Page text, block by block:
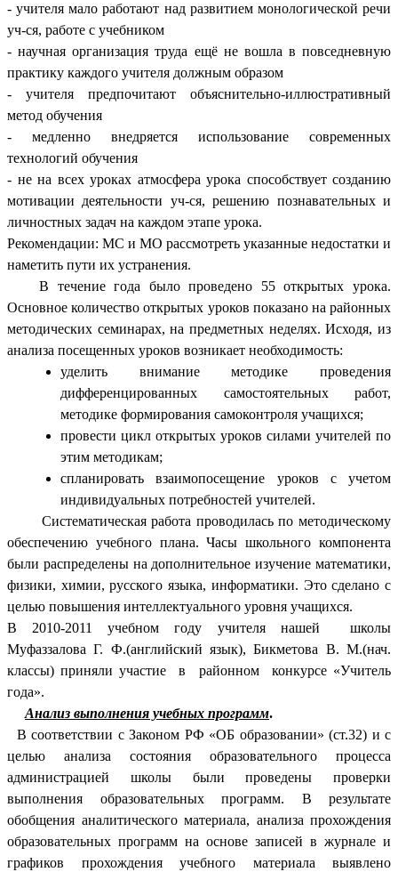
- учителя мало работают над развитием монологической речи
уч-ся, работе с учебником
- научная организация труда ещё не вошла в повседневную
практику каждого учителя должным образом
- учителя предпочитают объяснительно-иллюстративный
метод обучения
- медленно внедряется использование современных
технологий обучения
- не на всех уроках атмосфера урока способствует созданию
мотивации деятельности уч-ся, решению познавательных и
личностных задач на каждом этапе урока.
Рекомендации: МС и МО рассмотреть указанные недостатки и
наметить пути их устранения.
В течение года было проведено 55 открытых урока.
Основное количество открытых уроков показано на районных
методических семинарах, на предметных неделях. Исходя, из
анализа посещенных уроков возникает необходимость:
уделить внимание методике проведения
дифференцированных самостоятельных работ,
методике формирования самоконтроля учащихся;
провести цикл открытых уроков силами учителей по
этим методикам;
спланировать взаимопосещение уроков с учетом
индивидуальных потребностей учителей.
Систематическая работа проводилась по методическому
обеспечению учебного плана. Часы школьного компонента
были распределены на дополнительное изучение математики,
физики, химии, русского языка, информатики. Это сделано с
целью повышения интеллектуального уровня учащихся.
В 2010-2011 учебном году учителя нашей школы
Муфаззалова Г. Ф.(английский язык), Бикметова В. М.(нач.
классы) приняли участие в районном конкурсе «Учитель
года».
Анализ выполнения учебных программ.
В соответствии с Законом РФ «ОБ образовании» (ст.32) и с
целью анализа состояния образовательного процесса
администрацией школы были проведены проверки
выполнения образовательных программ. В результате
обобщения аналитического материала, анализа прохождения
образовательных программ на основе записей в журнале и
графиков прохождения учебного материала выявлено